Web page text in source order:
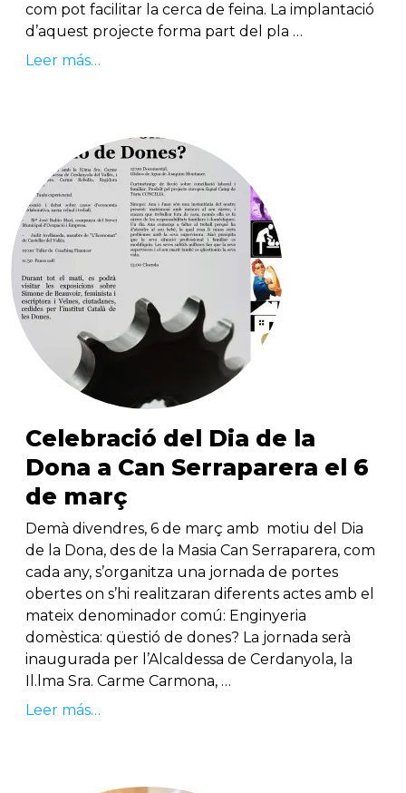
com pot facilitar la cerca de feina. La implantació
d’aquest projecte forma part del pla …
Leer más…
Celebració del Dia de la
Dona a Can Serraparera el 6
de març
Demà divendres, 6 de març amb motiu del Dia
de la Dona, des de la Masia Can Serraparera, com
cada any, s’organitza una jornada de portes
obertes on s’hi realitzaran diferents actes amb el
mateix denominador comú: Enginyeria
domèstica: qüestió de dones? La jornada serà
inaugurada per l’Alcaldessa de Cerdanyola, la
Il.lma Sra. Carme Carmona, …
Leer más…